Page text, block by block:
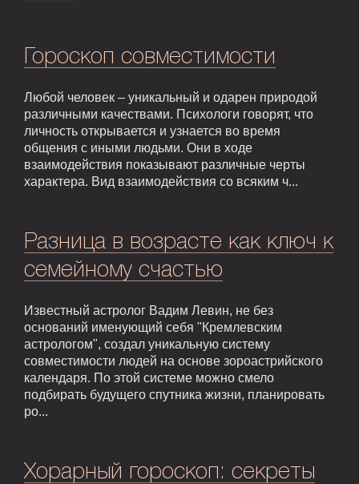
Гороскоп совместимости
Любой человек – уникальный и одарен природой
различными качествами. Психологи говорят, что
личность открывается и узнается во время
общения с иными людьми. Они в ходе
взаимодействия показывают различные черты
характера. Вид взаимодействия со всяким ч...
Разница в возрасте как ключ к
семейному счастью
Известный астролог Вадим Левин, не без
оснований именующий себя "Кремлевским
астрологом", создал уникальную систему
совместимости людей на основе зороастрийского
календаря. По этой системе можно смело
подбирать будущего спутника жизни, планировать
ро...
Хорарный гороскоп: секреты